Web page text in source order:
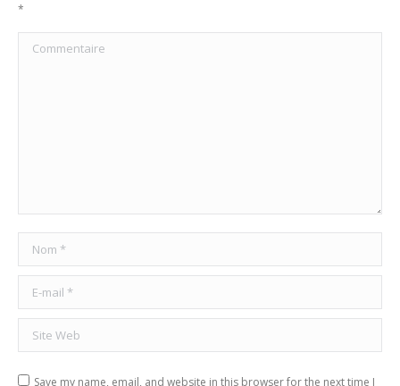
*
Commentaire
Nom *
E-mail *
Site Web
Save my name, email, and website in this browser for the next time I